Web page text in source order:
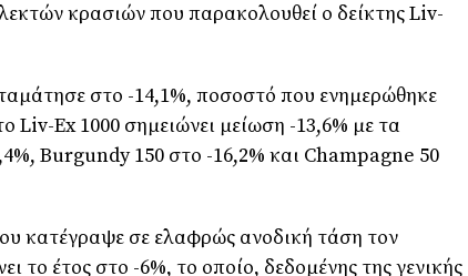
κρασιών που παρακολουθεί ο δείκτης Liv-
στο -14,1%, ποσοστό που ενημερώθηκε
Liv-Ex 1000 σημειώνει μείωση -13,6% με τα
Burgundy 150 στο -16,2% και Champagne 50
κατέγραψε σε ελαφρώς ανοδική τάση τον
το έτος στο -6%, το οποίο, δεδομένης της γενικής